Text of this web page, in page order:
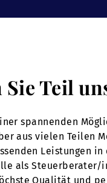
Teil
spannenden
aus vielen Teilen
Leistungen
als
Qualität und